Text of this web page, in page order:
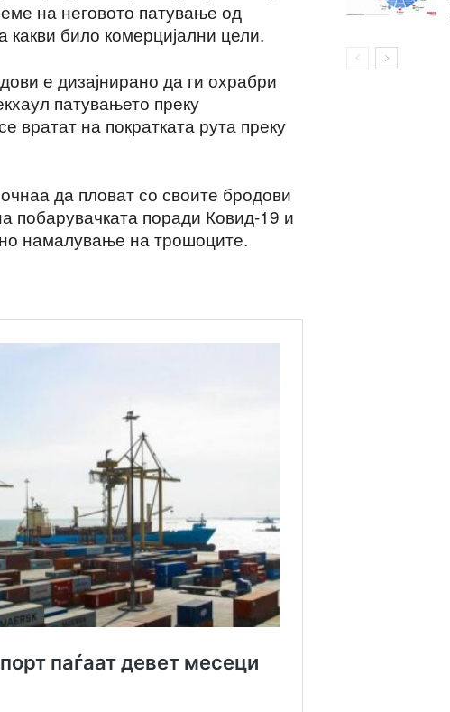
на неговото патување од
било комерцијални цели.
е дизајнирано да ги охрабри
патувањето преку
вратат на пократката рута преку
да пловат со своите бродови
побарувачката поради Ковид-19 и
намалување на трошоците.